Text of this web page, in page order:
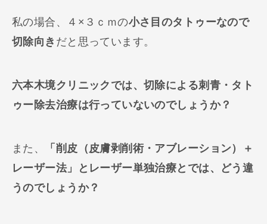
私の場合、４×３ｃｍの小さ目のタトゥーなので
切除向き だと思っています。
六本木境クリニックでは、切除による刺青・タト
ゥー除去治療は行っていないのでしょうか？
また、
「削皮（皮膚剥削術・アブレーション）＋
レーザー法」とレーザー単独治療とでは、どう違
うのでしょうか？